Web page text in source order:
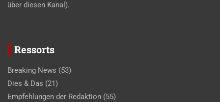
über diesen Kanal).
Ressorts
Breaking News (53)
Dies & Das (21)
Empfehlungen der Redaktion (55)